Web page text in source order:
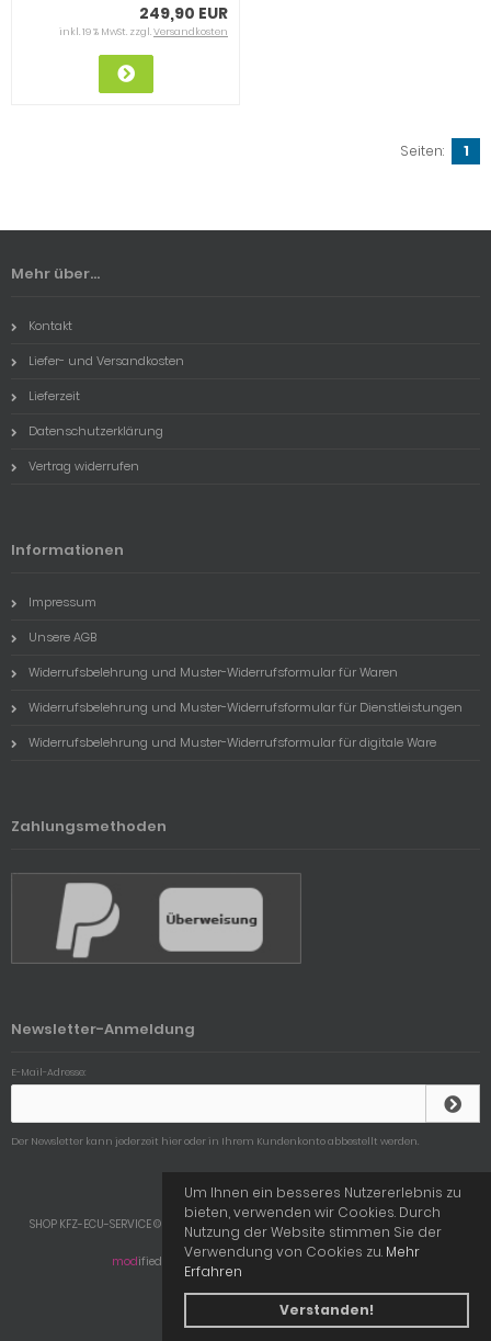
249,90 EUR
inkl. 19 % MwSt. zzgl.Versandkosten
Seiten: 1
Mehr über...
Kontakt
Liefer- und Versandkosten
Lieferzeit
Datenschutzerklärung
Vertrag widerrufen
Informationen
Impressum
Unsere AGB
Widerrufsbelehrung und Muster-Widerrufsformular für Waren
Widerrufsbelehrung und Muster-Widerrufsformular für Dienstleistungen
Widerrufsbelehrung und Muster-Widerrufsformular für digitale Ware
Zahlungsmethoden
Newsletter-Anmeldung
E-Mail-Adresse:
Der Newsletter kann jederzeit hier oder in Ihrem Kundenkonto abbestellt werden.
SHOP KFZ-ECU-SERVICE © 2026 | Template © 2009-2026 by
ified eCommerce
Shopsoftware
modified eCommerce Shopsoftware © 2009-2026
Um Ihnen ein besseres Nutzererlebnis zu
bieten, verwenden wir Cookies. Durch
Nutzung der Website stimmen Sie der
Verwendung von Cookies zu. Mehr
Erfahren
Verstanden!